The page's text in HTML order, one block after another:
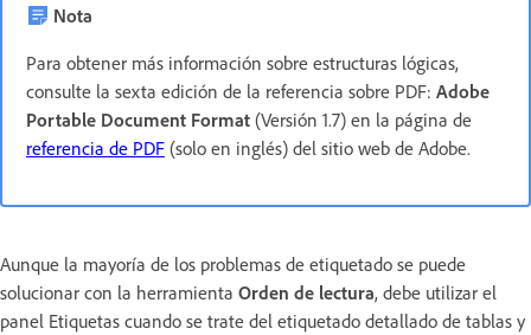
Nota
Para obtener más información sobre estructuras lógicas,
consulte la sexta edición de la referencia sobre PDF: Adobe
Portable Document Format (Versión 1.7) en la página de
referencia de PDF (solo en inglés) del sitio web de Adobe.
Aunque la mayoría de los problemas de etiquetado se puede
solucionar con la herramienta Orden de lectura, debe utilizar el
panel Etiquetas cuando se trate del etiquetado detallado de tablas y